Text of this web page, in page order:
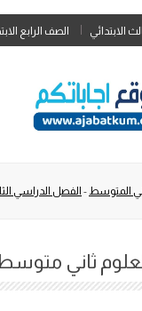
الابتدائي الصف الرابع
المتوسط - الفصل الدراسي
ثاني متوسط